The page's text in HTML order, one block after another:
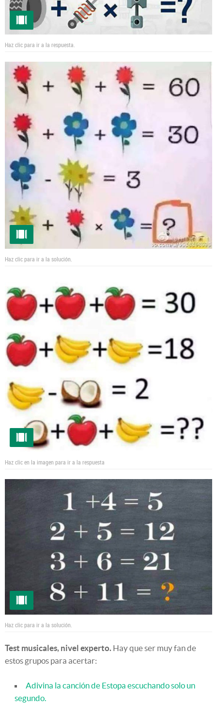
Haz clic para ir a la respuesta.
Haz clic para ir a la solución.
Haz clic en la imagen para ir a la respuesta
Haz clic para ir a la solución.
Test musicales, nivel experto. Hay que ser muy fan de
estos grupos para acertar:
Adivina la canción de Estopa escuchando solo un
segundo.